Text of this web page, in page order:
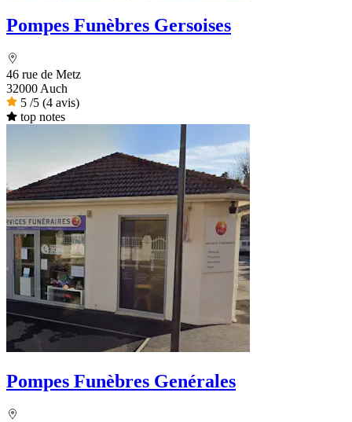
Pompes Funèbres Gersoises
46 rue de Metz
32000 Auch
5 /5 (4 avis)
top notes
Pompes Funèbres Genérales